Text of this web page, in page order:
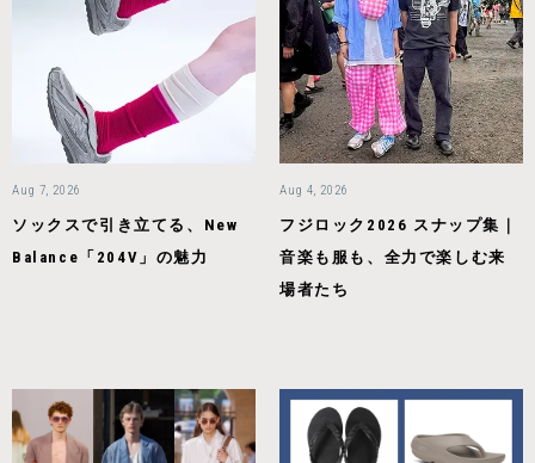
Aug 7, 2026
ソックスで引き立てる、New
Balance「204V」の魅力
Aug 4, 2026
フジロック2026 スナップ集｜
音楽も服も、全力で楽しむ来
場者たち